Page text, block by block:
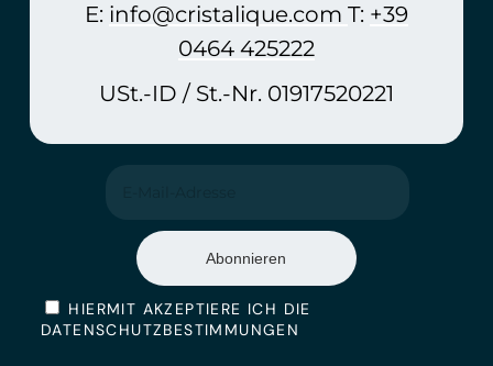
E: info@cristalique.com T: +39
0464 425222
USt.-ID / St.-Nr. 01917520221
HIERMIT AKZEPTIERE ICH DIE
DATENSCHUTZBESTIMMUNGEN